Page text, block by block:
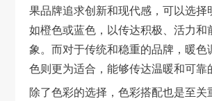
果品牌追求创新和现代感，可以选择
如橙色或蓝色，以传达积极、活力和
象。而对于传统和稳重的品牌，暖色
色则更为适合，能够传达温暖和可靠
除了色彩的选择，色彩搭配也是至关